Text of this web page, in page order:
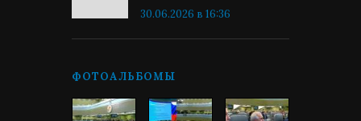
30.06.2026 в 16:36
ФОТОАЛЬБОМЫ